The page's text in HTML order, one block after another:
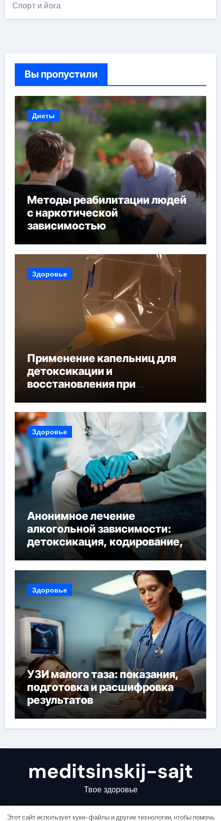
Спорт и йога
Вы пропустили
Диеты
Методы реабилитации людей
с наркотической
зависимостью
Здоровье
Применение капельниц для
детоксикации и
восстановления при
Здоровье
Анонимное лечение
алкогольной зависимости:
детоксикация, кодирование,
реабилитация, полный курс и
конфиденциальность
Здоровье
УЗИ малого таза: показания,
подготовка и расшифровка
результатов
meditsinskij-sajt
Твое здоровье
Этот сайт использует куки-файлы и другие технологии, чтобы помочь